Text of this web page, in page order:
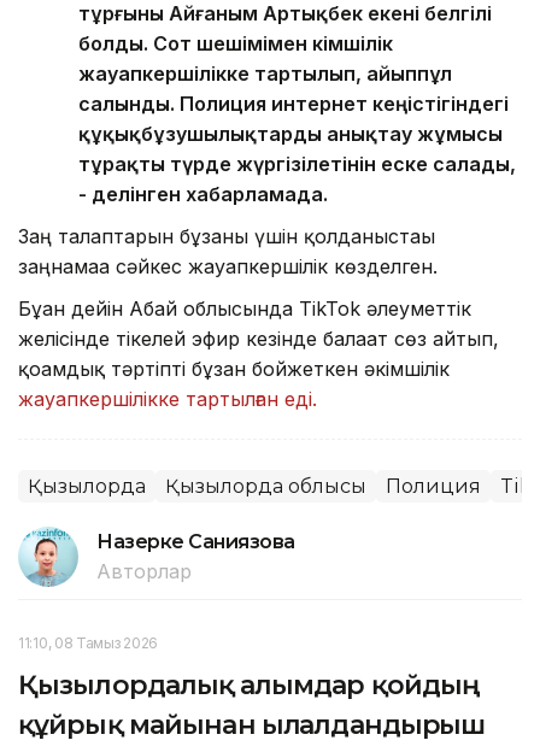
тұрғыны Айғаным Артықбек екені белгілі
болды. Сот шешімімен әкімшілік
жауапкершілікке тартылып, айыппұл
салынды. Полиция интернет кеңістігіндегі
құқықбұзушылықтарды анықтау жұмысы
тұрақты түрде жүргізілетінін еске салады,
- делінген хабарламада.
Заң талаптарын бұзғаны үшін қолданыстағы
заңнамаға сәйкес жауапкершілік көзделген.
Бұған дейін Абай облысында TikTok әлеуметтік
желісінде тікелей эфир кезінде балағат сөз айтып,
қоғамдық тәртіпті бұзған бойжеткен әкімшілік
жауапкершілікке тартылған еді.
Қызылорда Қызылорда облысы Полиция
Назерке Саниязова
Авторлар
11:10, 08 Тамыз 2026
Қызылордалық ғалымдар қойдың
құйрық майынан ылғалдандырғыш